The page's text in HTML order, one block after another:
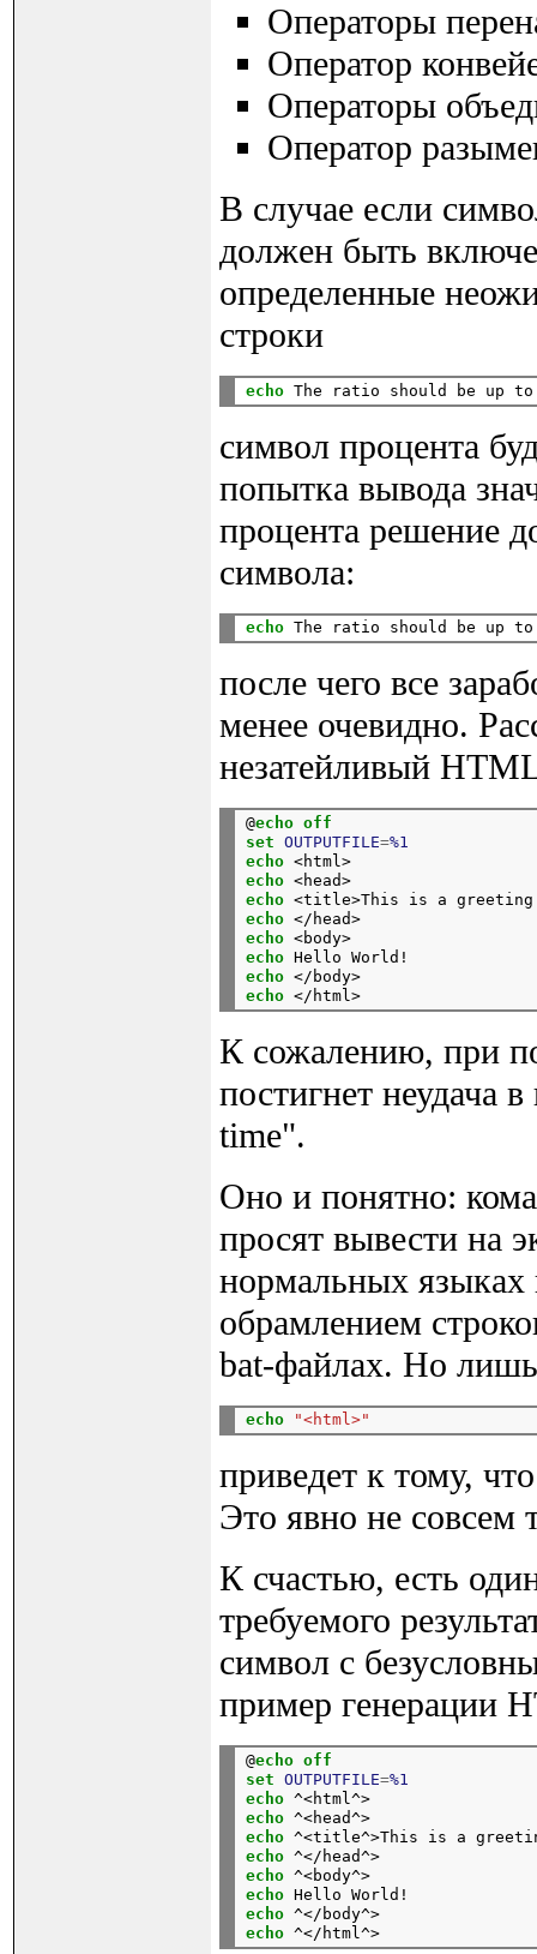
Операторы
Оператор
Операторы
Оператор
В случае если
должен быть
определенные
строки
echo The ratio should be up
символ процента
попытка вывода
процента решение
символа:
echo The ratio should be up
после чего все
менее очевидно.
незатейливый
@echo off
set
OUTPUTFILE=%1
echo <html>
echo <head>
echo <title>This is a greeting
echo </head>
echo <body>
echo Hello World!
echo </body>
echo </html>
К сожалению, при
постигнет неудача
time".
Оно и понятно:
просят вывести на
нормальных языках
обрамлением
bat-файлах. Но
echo "<html>"
приведет к тому,
Это явно не совсем
К счастью, есть
требуемого
символ с
пример генерации
@echo off
set
OUTPUTFILE=%1
echo ^<html^>
echo ^<head^>
echo ^<title^>This is a
echo ^</head^>
echo ^<body^>
echo Hello World!
echo ^</body^>
echo ^</html^>